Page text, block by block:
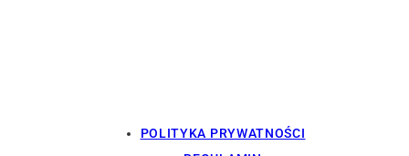
POLITYKA PRYWATNOŚCI